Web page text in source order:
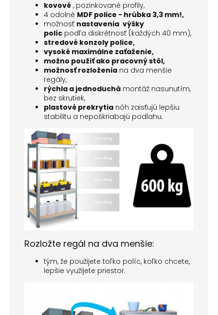
kovové , pozinkované profily,
4 odolné MDF police - hrúbka 3,3 mm!,
možnosť nastavenia výšky
políc podľa diskrétnosť (každých 40 mm),
stredové konzoly police,
vysoké maximálne zaťaženie,
možno použiť ako pracovný stôl,
možnosť rozloženia na dva menšie
regály,
rýchla a jednoduchá montáž nasunutím,
bez skrutiek,
plastové prekrytia nôh zaisťujú lepšiu
stabilitu a nepoškriabajú podlahu.
Rozložte regál na dva menšie:
tým, že použijete toľko políc, koľko chcete,
lepšie využijete priestor.